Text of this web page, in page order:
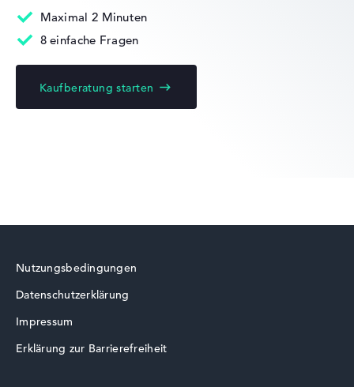
Lenovo Yoga
Maximal 2 Minuten
8 einfache Fragen
Kaufberatung starten
Nutzungsbedingungen
Datenschutzerklärung
Impressum
Erklärung zur Barrierefreiheit